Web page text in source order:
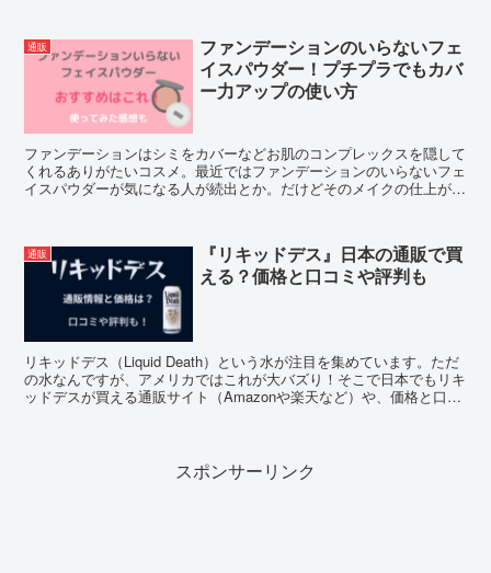
通販
ファンデーションのいらないフェ
イスパウダー！プチプラでもカバ
ー力アップの使い方
ファンデーションはシミをカバーなどお肌のコンプレックスを隠して
くれるありがたいコスメ。最近ではファンデーションのいらないフェ
イスパウダーが気になる人が続出とか。だけどそのメイクの仕上がり
通販
『リキッドデス』日本の通販で買
える？価格と口コミや評判も
リキッドデス（Liquid Death）という水が注目を集めています。ただ
の水なんですが、アメリカではこれが大バズり！そこで日本でもリキ
ッドデスが買える通販サイト（Amazonや楽天など）や、価格と口コ
スポンサーリンク